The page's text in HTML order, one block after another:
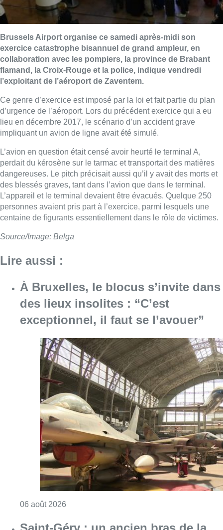
Brussels Airport organise ce samedi après-midi son
exercice catastrophe bisannuel de grand ampleur, en
collaboration avec les pompiers, la province de Brabant
flamand, la Croix-Rouge et la police, indique vendredi
l’exploitant de l’aéroport de Zaventem.
Ce genre d’exercice est imposé par la loi et fait partie du plan
d’urgence de l’aéroport. Lors du précédent exercice qui a eu
lieu en décembre 2017, le scénario d’un accident grave
impliquant un avion de ligne avait été simulé.
L’avion en question était censé avoir heurté le terminal A,
perdait du kérosène sur le tarmac et transportait des matières
dangereuses. Le pitch précisait aussi qu’il y avait des morts et
des blessés graves, tant dans l’avion que dans le terminal.
L’appareil et le terminal devaient être évacués. Quelque 250
personnes avaient pris part à l’exercice, parmi lesquels une
centaine de figurants essentiellement dans le rôle de victimes.
Source/Image: Belga
Lire aussi :
À Bruxelles, le blocus s’invite dans
des lieux insolites : “C’est
exceptionnel, il faut se l’avouer”
06 août 2026